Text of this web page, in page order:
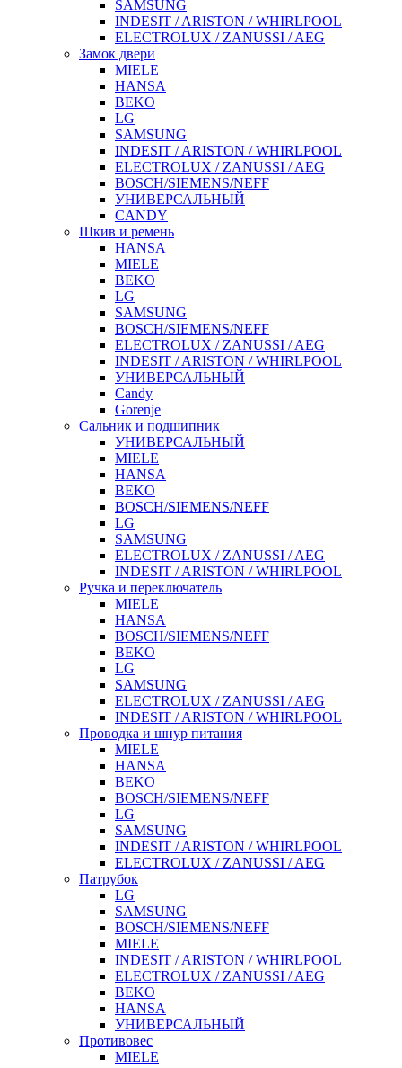
SAMSUNG
INDESIT / ARISTON / WHIRLPOOL
ELECTROLUX / ZANUSSI / AEG
Замок двери
MIELE
HANSA
BEKO
LG
SAMSUNG
INDESIT / ARISTON / WHIRLPOOL
ELECTROLUX / ZANUSSI / AEG
BOSCH/SIEMENS/NEFF
УНИВЕРСАЛЬНЫЙ
CANDY
Шкив и ремень
HANSA
MIELE
BEKO
LG
SAMSUNG
BOSCH/SIEMENS/NEFF
ELECTROLUX / ZANUSSI / AEG
INDESIT / ARISTON / WHIRLPOOL
УНИВЕРСАЛЬНЫЙ
Candy
Gorenje
Сальник и подшипник
УНИВЕРСАЛЬНЫЙ
MIELE
HANSA
BEKO
BOSCH/SIEMENS/NEFF
LG
SAMSUNG
ELECTROLUX / ZANUSSI / AEG
INDESIT / ARISTON / WHIRLPOOL
Ручка и переключатель
MIELE
HANSA
BOSCH/SIEMENS/NEFF
BEKO
LG
SAMSUNG
ELECTROLUX / ZANUSSI / AEG
INDESIT / ARISTON / WHIRLPOOL
Проводка и шнур питания
MIELE
HANSA
BEKO
BOSCH/SIEMENS/NEFF
LG
SAMSUNG
INDESIT / ARISTON / WHIRLPOOL
ELECTROLUX / ZANUSSI / AEG
Патрубок
LG
SAMSUNG
BOSCH/SIEMENS/NEFF
MIELE
INDESIT / ARISTON / WHIRLPOOL
ELECTROLUX / ZANUSSI / AEG
BEKO
HANSA
УНИВЕРСАЛЬНЫЙ
Противовес
MIELE